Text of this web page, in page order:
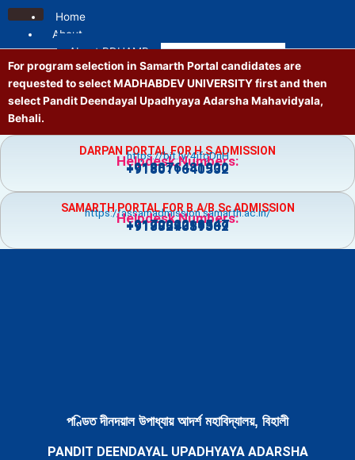
Skip
Home
About
About PDUAMB
Mission and Vision
Contact us
Location
Principal
Governing Body
Vice Principal
Academic Council
Executive Council
Science
Chemistry Department
For program selection in Samarth Portal candidates are
requested to select MADHABDEV UNIVERSITY first and then
select Pandit Deendayal Upadhyaya Adarsha Mahavidyala,
Behali.
DARPAN PORTAL FOR H.S ADMISSION
https://bit.ly/4jfgDnH
Helpdesk Numbers:
+918876481900
+918011640532
SAMARTH PORTAL FOR B.A/B.Sc ADMISSION
https://assamadmission.samarth.ac.in/
Helpdesk Numbers:
+917002218547
+919859359369
+918724081502
পণ্ডিত দীনদয়াল উপাধ্যায় আদৰ্শ মহাবিদ্যালয়, বিহালী
PANDIT DEENDAYAL UPADHYAYA ADARSHA